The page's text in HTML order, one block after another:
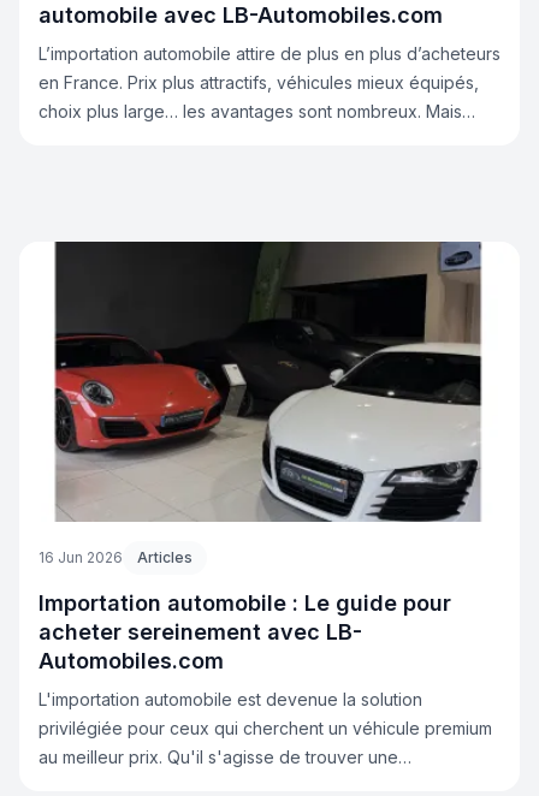
automobile avec LB-Automobiles.com
L’importation automobile attire de plus en plus d’acheteurs
en France. Prix plus attractifs, véhicules mieux équipés,
choix plus large… les avantages sont nombreux. Mais
accompagnons nos clients dans leur projet d’achat de
véhicule importé en apportant un service complet,
transparent et sécurisé. Voici les réponses aux questions
les plus fréquentes.
16 Jun 2026 Articles
Importation automobile : Le guide pour
acheter sereinement avec LB-
Automobiles.com
L'importation automobile est devenue la solution
privilégiée pour ceux qui cherchent un véhicule premium
au meilleur prix. Qu'il s'agisse de trouver une